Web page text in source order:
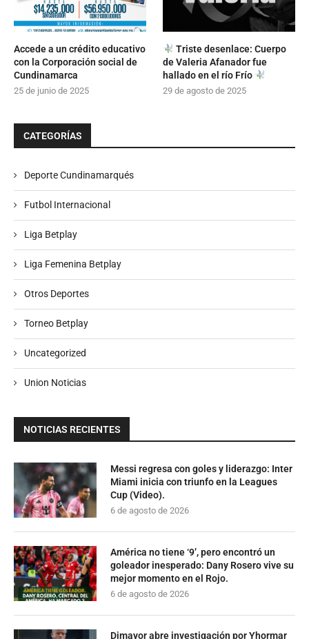
Accede a un crédito educativo
con la Corporación social de
Cundinamarca
25 de junio de 2025
Triste desenlace: Cuerpo
de Valeria Afanador fue
hallado en el río Frío
29 de agosto de 2025
CATEGORÍAS
Deporte Cundinamarqués
Futbol Internacional
Liga Betplay
Liga Femenina Betplay
Otros Deportes
Torneo Betplay
Uncategorized
Union Noticias
NOTICIAS RECIENTES
Messi regresa con goles y liderazgo: Inter
Miami inicia con triunfo en la Leagues
Cup (Video).
6 de agosto de 2026
América no tiene ‘9’, pero encontró un
goleador inesperado: Dany Rosero vive su
mejor momento en el Rojo.
6 de agosto de 2026
Dimayor abre investigación por Yhormar